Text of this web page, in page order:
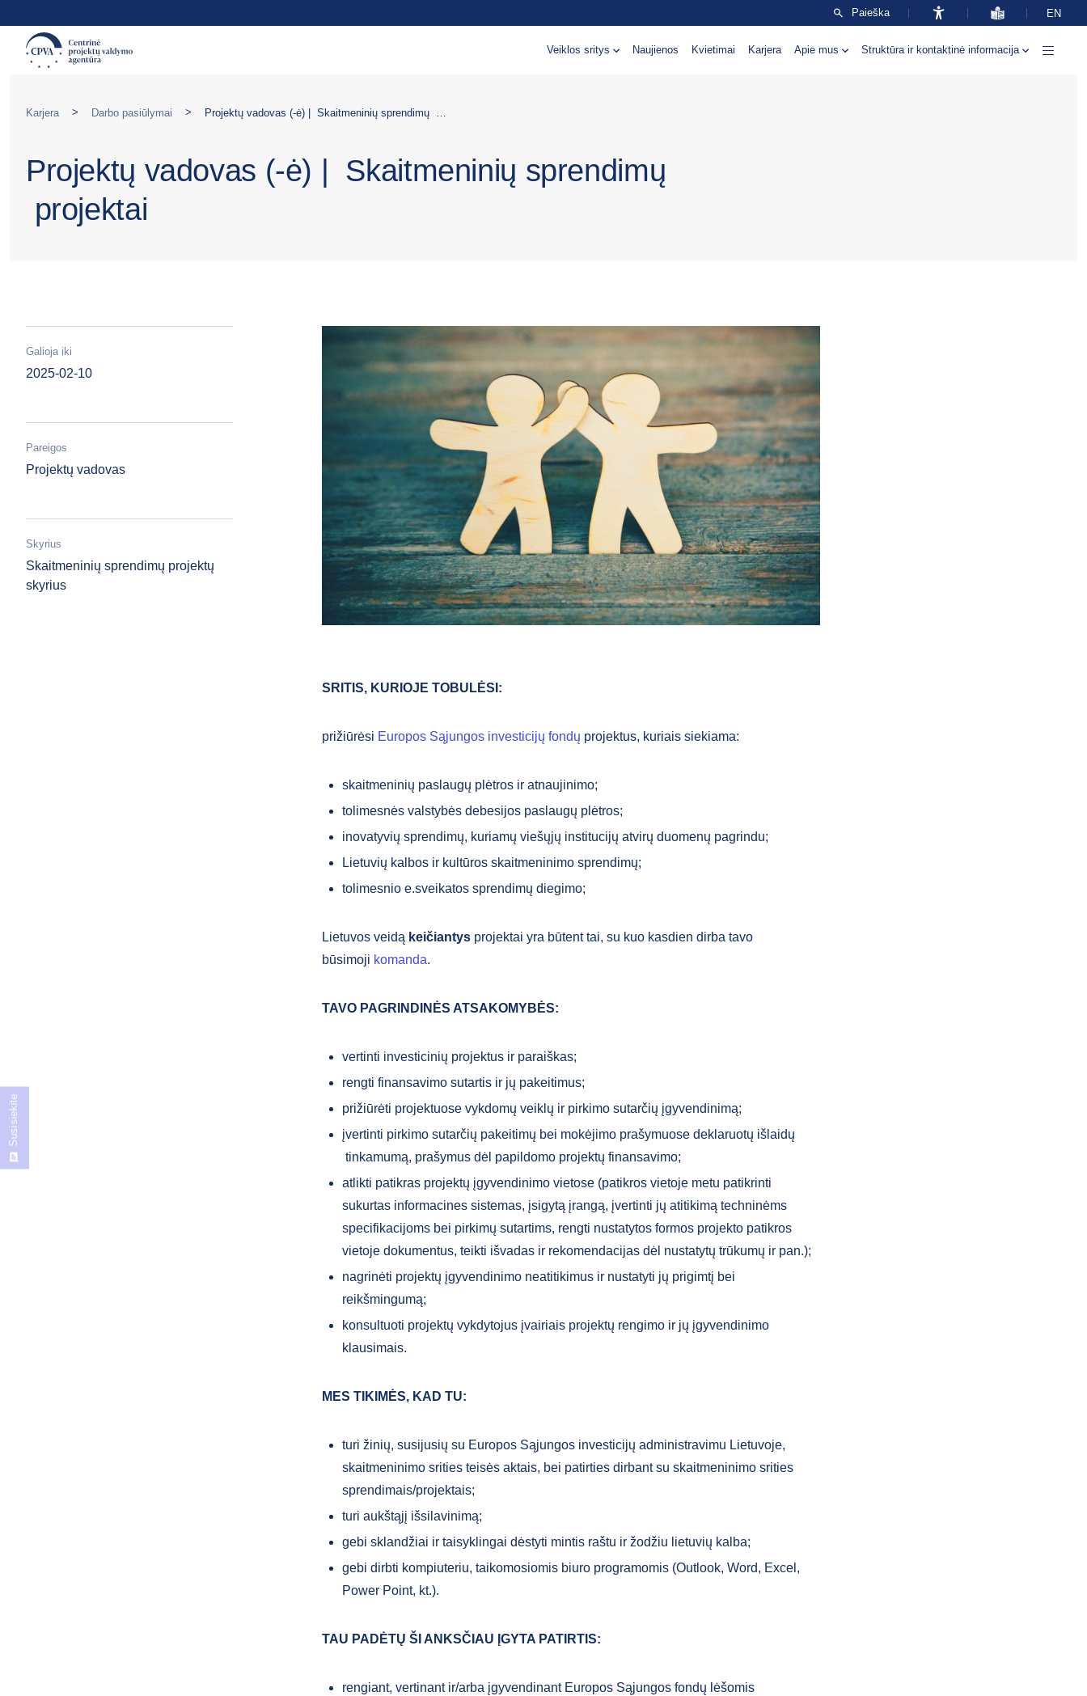
Paieška EN
Veiklos sritys Naujienos Kvietimai Karjera Apie mus Struktūra ir kontaktinė informacija
Karjera > Darbo pasiūlymai >
Projektų vadovas (-ė) | Skaitmeninių sprendimų
projektai
Galioja iki
2025-02-10
Pareigos
Projektų vadovas
Skyrius
Skaitmeninių sprendimų projektų
skyrius
SRITIS, KURIOJE TOBULĖSI:
prižiūrėsi Europos Sąjungos investicijų fondų projektus, kuriais siekiama:
skaitmeninių paslaugų plėtros ir atnaujinimo;
tolimesnės valstybės debesijos paslaugų plėtros;
inovatyvių sprendimų, kuriamų viešųjų institucijų atvirų duomenų pagrindu;
Lietuvių kalbos ir kultūros skaitmeninimo sprendimų;
tolimesnio e.sveikatos sprendimų diegimo;
Lietuvos veidą keičiantys projektai yra būtent tai, su kuo kasdien dirba tavo
būsimoji komanda.
TAVO PAGRINDINĖS ATSAKOMYBĖS:
vertinti investicinių projektus ir paraiškas;
rengti finansavimo sutartis ir jų pakeitimus;
prižiūrėti projektuose vykdomų veiklų ir pirkimo sutarčių įgyvendinimą;
įvertinti pirkimo sutarčių pakeitimų bei mokėjimo prašymuose deklaruotų išlaidų
tinkamumą, prašymus dėl papildomo projektų finansavimo;
atlikti patikras projektų įgyvendinimo vietose (patikros vietoje metu patikrinti
sukurtas informacines sistemas, įsigytą įrangą, įvertinti jų atitikimą techninėms
specifikacijoms bei pirkimų sutartims, rengti nustatytos formos projekto patikros
vietoje dokumentus, teikti išvadas ir rekomendacijas dėl nustatytų trūkumų ir pan.);
nagrinėti projektų įgyvendinimo neatitikimus ir nustatyti jų prigimtį bei
reikšmingumą;
konsultuoti projektų vykdytojus įvairiais projektų rengimo ir jų įgyvendinimo
klausimais.
MES TIKIMĖS, KAD TU:
turi žinių, susijusių su Europos Sąjungos investicijų administravimu Lietuvoje,
skaitmeninimo srities teisės aktais, bei patirties dirbant su skaitmeninimo srities
sprendimais/projektais;
turi aukštąjį išsilavinimą;
gebi sklandžiai ir taisyklingai dėstyti mintis raštu ir žodžiu lietuvių kalba;
gebi dirbti kompiuteriu, taikomosiomis biuro programomis (Outlook, Word, Excel,
Power Point, kt.).
TAU PADĖTŲ ŠI ANKSČIAU ĮGYTA PATIRTIS:
rengiant, vertinant ir/arba įgyvendinant Europos Sąjungos fondų lėšomis
Susisiekite